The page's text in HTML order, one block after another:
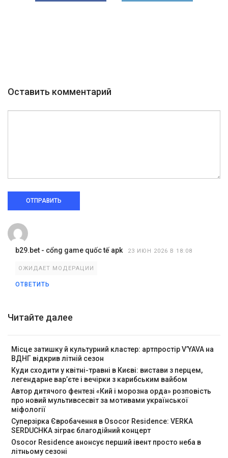
Оставить комментарий
ОТПРАВИТЬ
b29.bet - cổng game quốc tế apk 23 ИЮН 2026 В 18:08
ОЖИДАЕТ МОДЕРАЦИИ
ОТВЕТИТЬ
Читайте далее
Місце затишку й культурний кластер: артпростір V’YAVA на
ВДНГ відкрив літній сезон
Куди сходити у квітні-травні в Києві: вистави з перцем,
легендарне вар’єте і вечірки з карибським вайбом
Автор дитячого фентезі «Кий і морозна орда» розповість
про новий мультивсесвіт за мотивами української
міфології
Суперзірка Євробачення в Osocor Residence: VERKA
SERDUCHKA зіграє благодійний концерт
Osocor Residence анонсує перший івент просто неба в
літньому сезоні